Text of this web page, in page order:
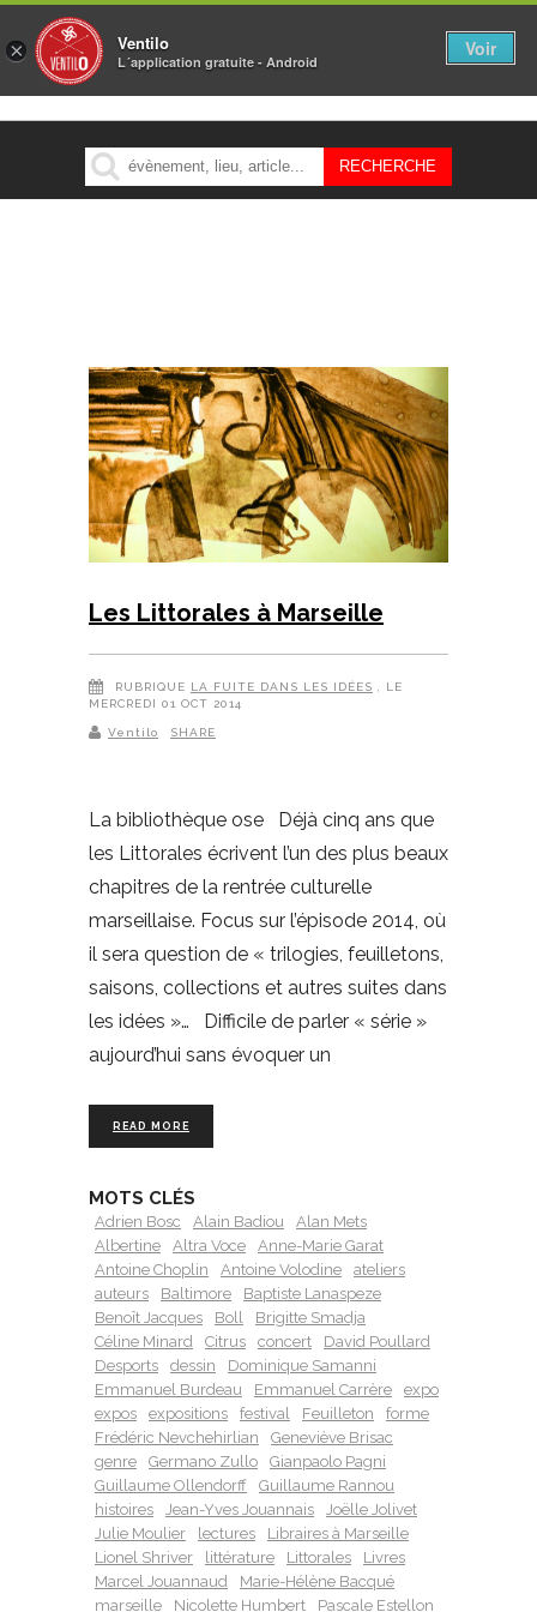
MENU
Les Littorales à Marseille
RUBRIQUE LA FUITE DANS LES IDÉES
, LE
MERCREDI 01 OCT 2014
Ventilo SHARE
La bibliothèque ose Déjà cinq ans que
les Littorales écrivent l’un des plus beaux
chapitres de la rentrée culturelle
marseillaise. Focus sur l’épisode 2014, où
il sera question de « trilogies, feuilletons,
saisons, collections et autres suites dans
les idées »… Difficile de parler « série »
aujourd’hui sans évoquer un
READ MORE
MOTS CLÉS
Adrien Bosc Alain Badiou
Alan Mets
Albertine
Altra Voce
Anne-Marie Garat
Antoine Choplin
Antoine Volodine
ateliers
auteurs
Baltimore
Baptiste Lanaspeze
Benoît Jacques
Boll
Brigitte Smadja
Céline Minard
Citrus concert
David Poullard
Desports
dessin
Dominique Samanni
Emmanuel Burdeau
Emmanuel Carrère
expo
expos
expositions festival Feuilleton
forme
Frédéric Nevchehirlian
Geneviève Brisac
genre
Germano Zullo
Gianpaolo Pagni
Guillaume Ollendorff
Guillaume Rannou
histoires
Jean-Yves Jouannais
Joëlle Jolivet
Julie Moulier
lectures
Libraires à Marseille
Lionel Shriver
littérature Littorales
Livres
Marcel Jouannaud
Marie-Hélène Bacqué
marseille
Nicolette Humbert Pascale Estellon
× Ventilo
L´application gratuite - Android
Voir